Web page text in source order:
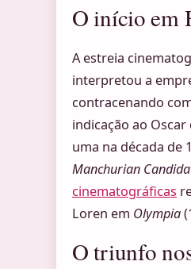
O início em
A estreia
interpretou a
contracenando
indicação ao
uma na década de
Manchurian
cinematográficas
Loren em Olympia
O triunfo